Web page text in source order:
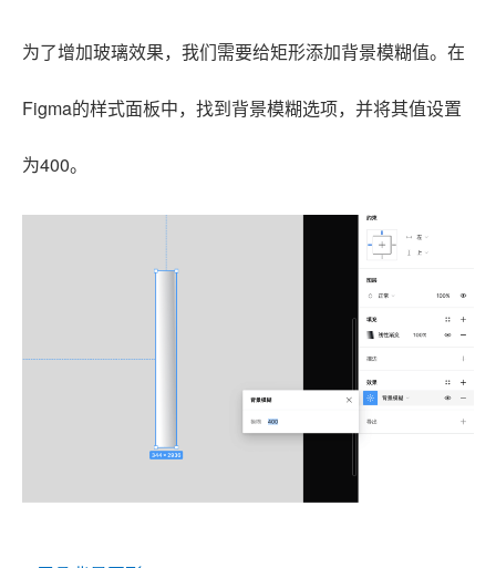
为了增加玻璃效果，我们需要给矩形添加背景模糊值。在
Figma的样式面板中，找到背景模糊选项，并将其值设置
为400。